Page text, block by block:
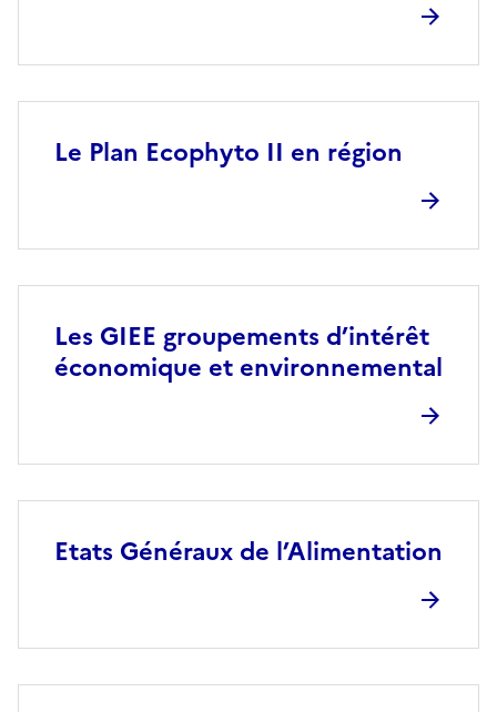
Le Plan Ecophyto II en région
Les GIEE groupements d’intérêt
économique et environnemental
Etats Généraux de l’Alimentation